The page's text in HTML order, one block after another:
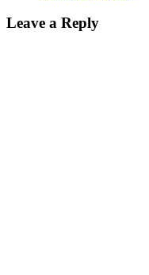
Leave a Reply